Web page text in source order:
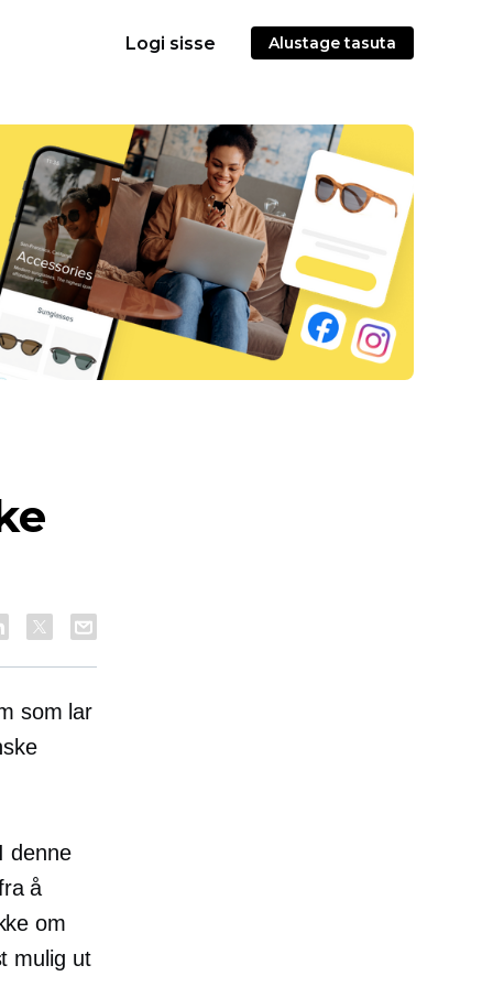
Logi sisse Alustage tasuta
som lar
denne
å
om
mulig ut